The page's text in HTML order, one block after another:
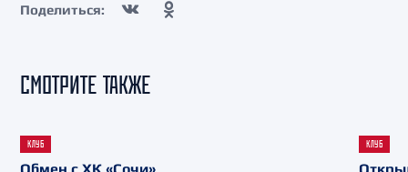
Поделиться:
СМОТРИТЕ ТАКЖЕ
КЛУБ КЛУБ